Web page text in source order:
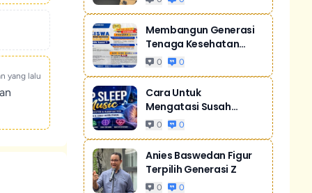
yang lalu
Membangun Generasi
Tenaga Kesehatan
Unggul Dan Men...
0 0
Cara Untuk
Mengatasi Susah
Tidur Akibat Stres
0 0
Anies Baswedan Figur
Terpilih Generasi Z
0 0